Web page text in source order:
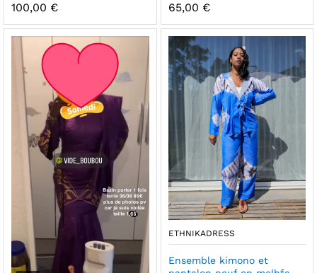
100,00 € 65,00 €
ETHNIKADRESS
Ensemble kimono et